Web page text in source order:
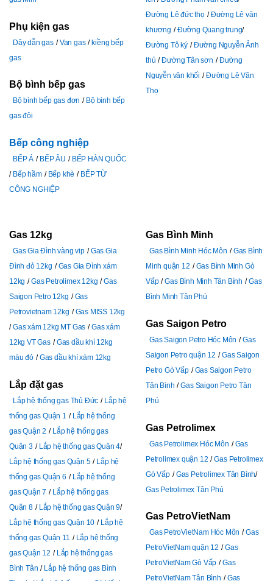
Phụ kiện gas
Dây dẫn gas Van gas
kiềng bếp
gas
Bộ bình bếp gas
Bộ bình bếp gas đơn
Bộ bình bếp
gas đôi
Bếp công nghiệp
BẾP Á BẾP ÂU
BẾP HÀN QUỐC
Bếp hầm
Bếp khè
BẾP TỪ
CÔNG NGHIỆP
Đường Lê đức thọ
Đường Lê văn
khương
Đường Quang trung
Đường Tô ký
Đường Nguyễn Ảnh
thủ
Đường Tân sơn
Đường
Nguyễn văn khối
Đường Lê Văn
Thọ
Gas 12kg
Gas Gia Đình vàng vip
Gas Gia
Đình đỏ 12kg
Gas Gia Đình xám
12kg
Gas Petrolimex 12kg
Gas
Saigon Petro 12kg
Gas
Petrovietnam 12kg
Gas MISS 12kg
Gas xám 12kg MT Gas
Gas xám
12kg VT Gas
Gas dầu khí 12kg
màu đỏ
Gas dầu khí xám 12kg
Lắp đặt gas
Lắp hệ thống gas Thủ Đức
Lắp hệ
thống gas Quận 1
Lắp hệ thống
gas Quận 2
Lắp hệ thống gas
Quận 3
Lắp hệ thống gas Quận 4
Lắp hệ thống gas Quận 5
Lắp hệ
thống gas Quận 6
Lắp hệ thống
gas Quận 7
Lắp hệ thống gas
Quận 8
Lắp hệ thống gas Quận 9
Lắp hệ thống gas Quận 10
Lắp hệ
thống gas Quận 11
Lắp hệ thống
gas Quận 12
Lắp hệ thống gas
Bình Tân
Lắp hệ thống gas Bình
Gas Bình Minh
Gas Bình Minh Hóc Môn
Gas Bình
Minh quận 12
Gas Bình Minh Gò
Vấp
Gas Bình Minh Tân Bình
Gas
Bình Minh Tân Phú
Gas Saigon Petro
Gas Saigon Petro Hóc Môn
Gas
Saigon Petro quận 12
Gas Saigon
Petro Gò Vấp
Gas Saigon Petro
Tân Bình
Gas Saigon Petro Tân
Phú
Gas Petrolimex
Gas Petrolimex Hóc Môn
Gas
Petrolimex quận 12
Gas Petrolimex
Gò Vấp
Gas Petrolimex Tân Bình
Gas Petrolimex Tân Phú
Gas PetroVietNam
Gas PetroVietNam Hóc Môn
Gas
PetroVietNam quận 12
Gas
PetroVietNam Gò Vấp
Gas
PetroVietNam Tân Bình
Gas